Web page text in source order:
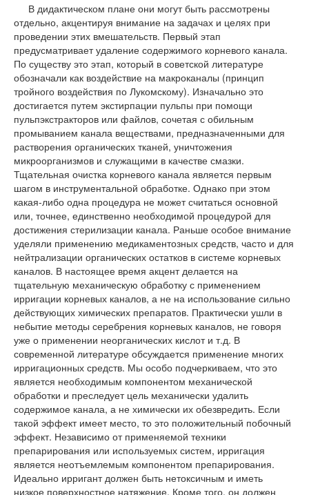
В дидактическом плане они могут быть рассмотрены
отдельно, акцентируя внимание на задачах и целях при
проведении этих вмешательств. Первый этап
предусматривает удаление содержимого корневого канала.
По существу это этап, который в советской литературе
обозначали как воздействие на макроканалы (принцип
тройного воздействия по Лукомскому). Изначально это
достигается путем экстирпации пульпы при помощи
пульпэкстракторов или файлов, сочетая с обильным
промыванием канала веществами, предназначенными для
растворения органических тканей, уничтожения
микроорганизмов и служащими в качестве смазки.
Тщательная очистка корневого канала является первым
шагом в инструментальной обработке. Однако при этом
какая-либо одна процедура не может считаться основной
или, точнее, единственно необходимой процедурой для
достижения стерилизации канала. Раньше особое внимание
уделяли применению медикаментозных средств, часто и для
нейтрализации органических остатков в системе корневых
каналов. В настоящее время акцент делается на
тщательную механическую обработку с применением
ирригации корневых каналов, а не на использование сильно
действующих химических препаратов. Практически ушли в
небытие методы серебрения корневых каналов, не говоря
уже о применении неорганических кислот и т.д. В
современной литературе обсуждается применение многих
ирригационных средств. Мы особо подчеркиваем, что это
является необходимым компонентом механической
обработки и преследует цель механически удалить
содержимое канала, а не химически их обезвредить. Если
такой эффект имеет место, то это положительный побочный
эффект. Независимо от применяемой техники
препарирования или используемых систем, ирригация
является неотъемлемым компонентом препарирования.
Идеально ирригант должен быть нетоксичным и иметь
низкое поверхностное натяжение. Кроме того, он должен